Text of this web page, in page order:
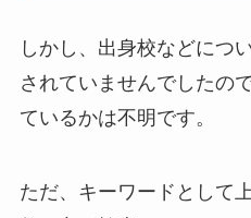
しかし、出身校などにつ
されていませんでしたの
ているかは不明です。
ただ、キーワードとして